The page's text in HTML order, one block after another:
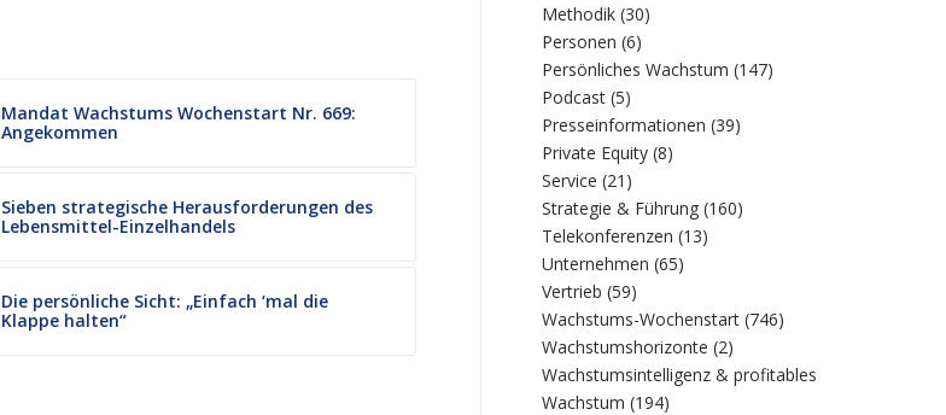
Mandat Wachstums Wochenstart Nr. 669:
Angekommen
Sieben strategische Herausforderungen des
Lebensmittel-Einzelhandels
Die persönliche Sicht: „Einfach ‘mal die
Klappe halten“
Methodik (30)
Personen (6)
Persönliches Wachstum (147)
Podcast (5)
Presseinformationen (39)
Private Equity (8)
Service (21)
Strategie & Führung (160)
Telekonferenzen (13)
Unternehmen (65)
Vertrieb (59)
Wachstums-Wochenstart (746)
Wachstumshorizonte (2)
Wachstumsintelligenz & profitables
Wachstum (194)